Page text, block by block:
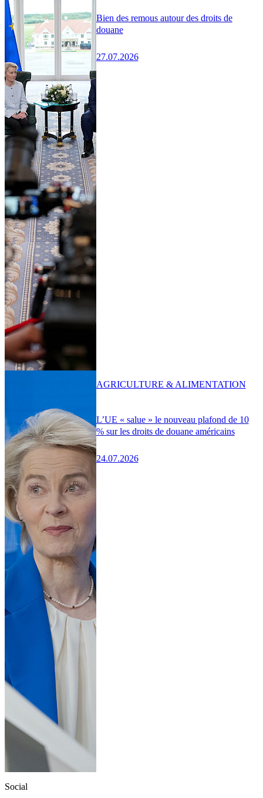
Bien des remous autour des droits de
douane
27.07.2026
L’UE « salue » le nouveau plafond de 10
% sur les droits de douane américains
24.07.2026
AGRICULTURE & ALIMENTATION
Social